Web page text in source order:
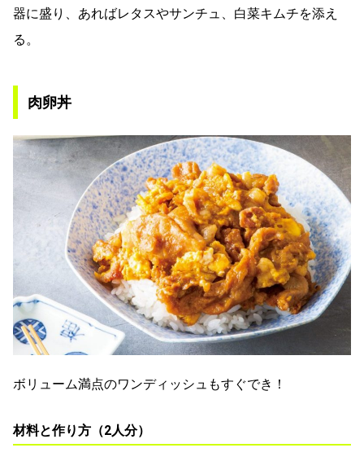
器に盛り、あればレタスやサンチュ、白菜キムチを添え
る。
肉卵丼
ボリューム満点のワンディッシュもすぐでき！
材料と作り方（2人分）